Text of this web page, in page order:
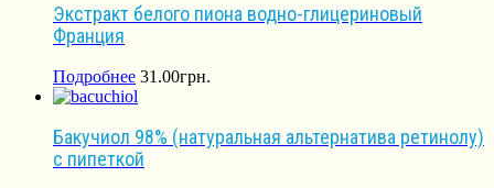
Экстракт белого пиона водно-глицериновый
Франция
Подробнее 31.00грн.
Бакучиол 98% (натуральная альтернатива ретинолу)
с пипеткой